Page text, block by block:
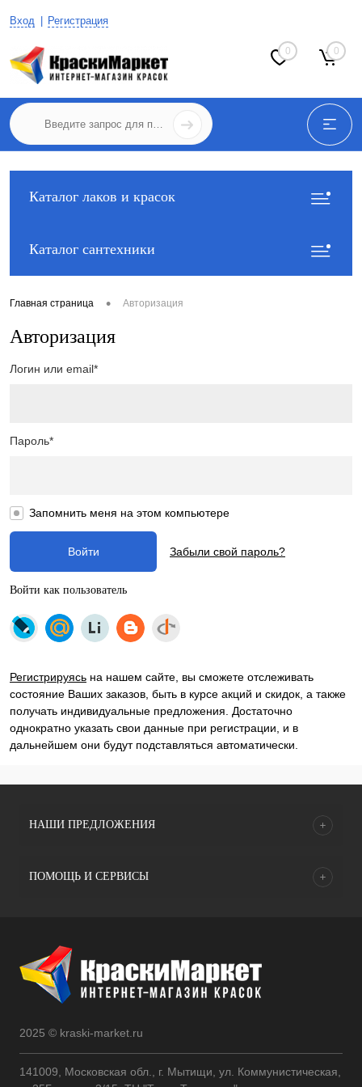
Вход Регистрация
0 0
Каталог лаков и красок
Каталог сантехники
Главная страница • Авторизация
Авторизация
Логин или email*
Пароль*
Запомнить меня на этом компьютере
Забыли свой пароль?
Войти как пользователь
Регистрируясь на нашем сайте, вы сможете отслеживать
состояние Ваших заказов, быть в курсе акций и скидок, а также
получать индивидуальные предложения. Достаточно
однократно указать свои данные при регистрации, и в
дальнейшем они будут подставляться автоматически.
НАШИ ПРЕДЛОЖЕНИЯ
ПОМОЩЬ И СЕРВИСЫ
2025 © kraski-market.ru
141009, Московская обл., г. Мытищи, ул. Коммунистическая,